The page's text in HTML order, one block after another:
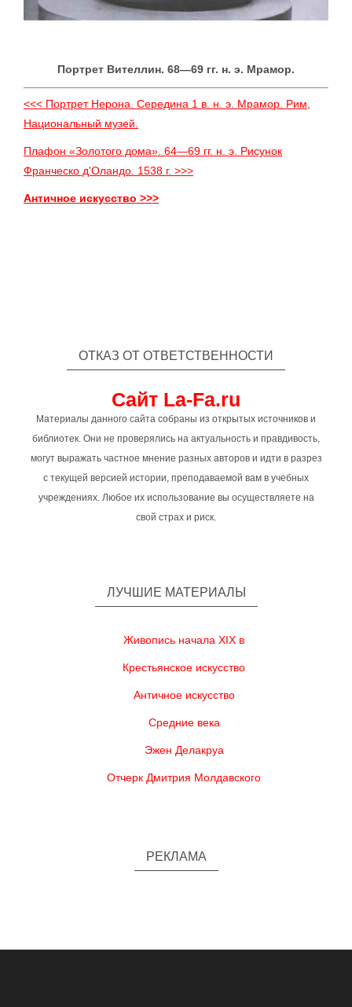
Портрет Вителлин. 68—69 гг. н. э. Мрамор.
<<< Портрет Нерона. Середина 1 в. н. э. Мрамор. Рим,
Национальный музей.
Плафон «Золотого дома». 64—69 гг. н. э. Рисунок
Франческо д'Оландо. 1538 г. >>>
Античное искусство >>>
ОТКАЗ ОТ ОТВЕТСТВЕННОСТИ
Сайт La-Fa.ru
Материалы данного сайта собраны из открытых источников и
библиотек. Они не проверялись на актуальность и правдивость,
могут выражать частное мнение разных авторов и идти в разрез
с текущей версией истории, преподаваемой вам в учебных
учреждениях. Любое их использование вы осуществляете на
свой страх и риск.
ЛУЧШИЕ МАТЕРИАЛЫ
Живопись начала XIX в
Крестьянское искусство
Античное искусство
Средние века
Эжен Делакруа
Отчерк Дмитрия Молдавского
РЕКЛАМА